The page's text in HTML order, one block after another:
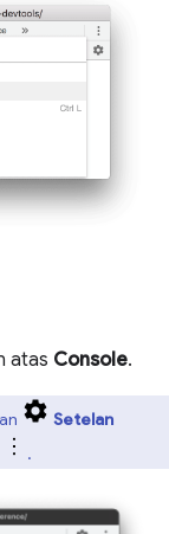
atas Console.
Setelan
.